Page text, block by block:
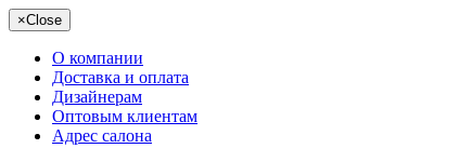
×Close
О компании
Доставка и оплата
Дизайнерам
Оптовым клиентам
Адрес салона